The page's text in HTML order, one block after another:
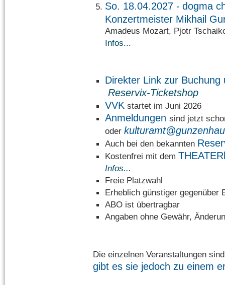
So. 18.04.2027 - dogma
Konzertmeister Mikhail
Amadeus Mozart, Pjotr
Infos...
Direkter Link zur
Reservix-Ticketshop
VVK startet im Juni 2026
Anmeldungen sind jetzt
oder
Auch bei den bekannten
Kostenfrei mit dem
Infos...
Freie Platzwahl
Erheblich günstiger gegenüber
ABO ist übertragbar
Angaben ohne Gewähr,
Die einzelnen Veranstaltungen
gibt es sie jedoch zu einem